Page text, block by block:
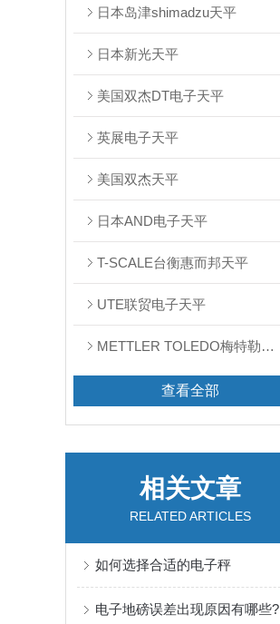
日本岛津shimadzu天平
日本新光天平
美国双杰DT电子天平
英展电子天平
美国双杰天平
日本AND电子天平
T-SCALE台衡惠而邦天平
UTE联贸电子天平
METTLER TOLEDO梅特勒天平
查看全部
相关文章
RELATED ARTICLES
如何选择合适的电子秤
电子地磅误差出现原因有哪些?